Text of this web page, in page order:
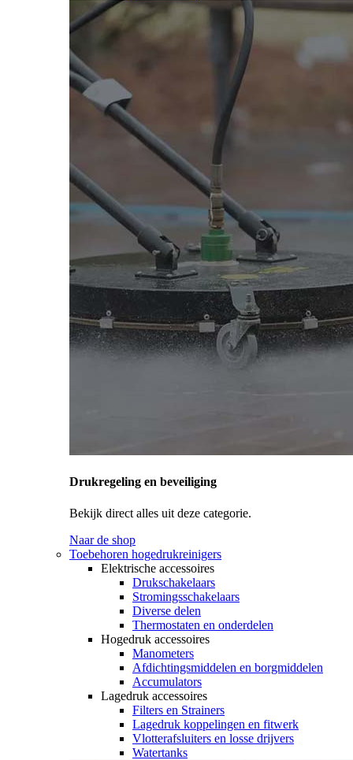
Drukregeling en beveiliging
Bekijk direct alles uit deze categorie.
Naar de shop
Toebehoren hogedrukreinigers
Elektrische accessoires
Drukschakelaars
Stromingsschakelaars
Diverse delen
Thermostaten en onderdelen
Hogedruk accessoires
Manometers
Afdichtingsmiddelen en borgmiddelen
Accumulators
Lagedruk accessoires
Filters en Strainers
Lagedruk koppelingen en fitwerk
Vlotterafsluiters en losse drijvers
Watertanks